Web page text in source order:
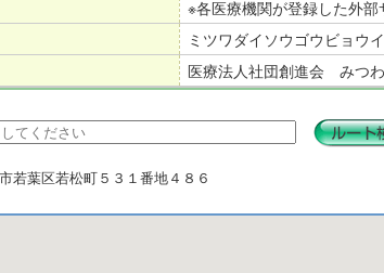
※各医療機関が登録した外部
ミツワダイソウゴウビョウ
医療法人社団創進会 みつ
若葉区若松町５３１番地４８６